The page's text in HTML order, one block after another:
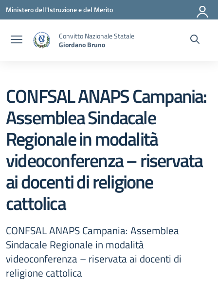
Vai ai contenuti
Vai al menu di navigazione
Vai al footer
Ministero dell'Istruzione e del Merito
Convitto Nazionale Statale
Giordano Bruno
CONFSAL ANAPS Campania:
Assemblea Sindacale
Regionale in modalità
videoconferenza – riservata
ai docenti di religione
cattolica
CONFSAL ANAPS Campania: Assemblea
Sindacale Regionale in modalità
videoconferenza – riservata ai docenti di
religione cattolica